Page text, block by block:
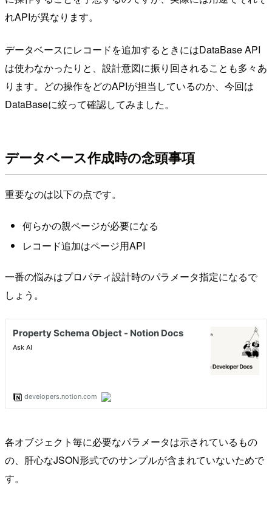
れAPIが異なります。
データベースにレコードを追加するときにはDataBase API
は使わなかったりと、設計意図に振り回されることも多々あ
ります。どの操作をどのAPIが担当しているのか、今回は
DataBaseに絞って確認してみました。
データベース作成時の念頭事項
重要なのは以下の点です。
何らかの親ページが必要になる
レコード追加はページ用API
一番の悩みはプロパティ設計時のパラメータ指定になるで
しょう。
各オブジェクト毎に必要なパラメータは示されているもの
の、肝心なJSON形式でのサンプルが含まれていないためで
す。